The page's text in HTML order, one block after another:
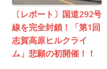
〔レポート〕国道292号
線を完全封鎖！「第1回
志賀高原ヒルクライ
ム」悲願の初開催！！